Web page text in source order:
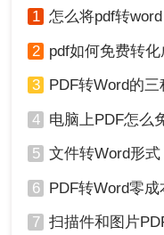
1 怎么将pdf转
2 pdf如何免费转化成word
3 PDF转Word的三种实用
4 电脑上PDF怎么免费转换成
5 文件转Word形式：
6 PDF转Word零成本
7 扫描件和图片PDF